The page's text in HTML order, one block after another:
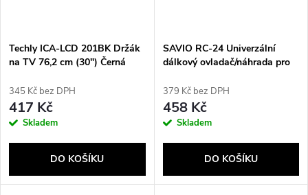
Techly ICA-LCD 201BK Držák
na TV 76,2 cm (30") Černá
345 Kč bez DPH
417 Kč
Skladem
DO KOŠÍKU
SAVIO RC-24 Univerzální
dálkový ovladač/náhrada pro
379 Kč bez DPH
458 Kč
Skladem
DO KOŠÍKU